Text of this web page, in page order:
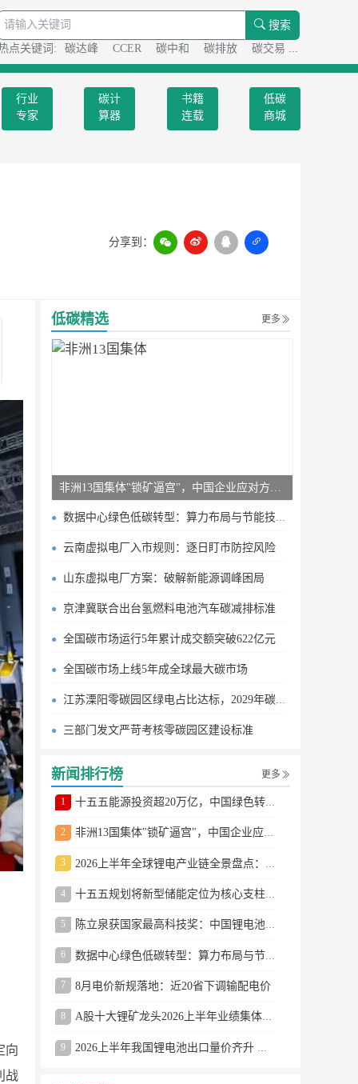
搜索
点关键词:
碳达峰 CCER 碳中和 碳排放 碳交易
行业
专家
碳计
算器
书籍
连载
低碳
商城
分享到：
向
战
低碳精选 更多
非洲13国集体"锁矿逼宫"，中国企业应对方案曝光
数据中心绿色低碳转型：算力布局与节能技术突破
云南虚拟电厂入市规则：逐日盯市防控风险
山东虚拟电厂方案：破解新能源调峰困局
京津冀联合出台氢燃料电池汽车碳减排标准
全国碳市场运行5年累计成交额突破622亿元
全国碳市场上线5年成全球最大碳市场
江苏溧阳零碳园区绿电占比达标，2029年碳排目标明确
三部门发文严苛考核零碳园区建设标准
新闻排行榜 更多
1 十五五能源投资超20万亿，中国绿色转型提速
2 非洲13国集体"锁矿逼宫"，中国企业应对方案曝光
3
4 十五五规划将新型储能定位为核心支柱产业
5 陈立泉获国家最高科技奖：中国锂电池奠基人
6
7 8月电价新规落地：近20省下调输配电价
8 A股十大锂矿龙头2026上半年业绩集体大涨
9 2026上半年我国锂电池出口量价齐升 德国成最大市场